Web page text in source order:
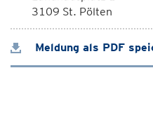
3109 St. Pölten
Meldung als PDF